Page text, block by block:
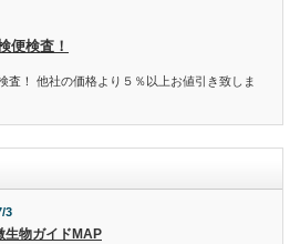
便検査！
査！ 他社の価格より５％以上お値引き致しま
3
生物ガイドMAP